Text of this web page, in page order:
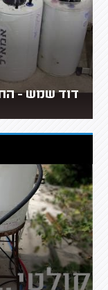
דוד שמש -